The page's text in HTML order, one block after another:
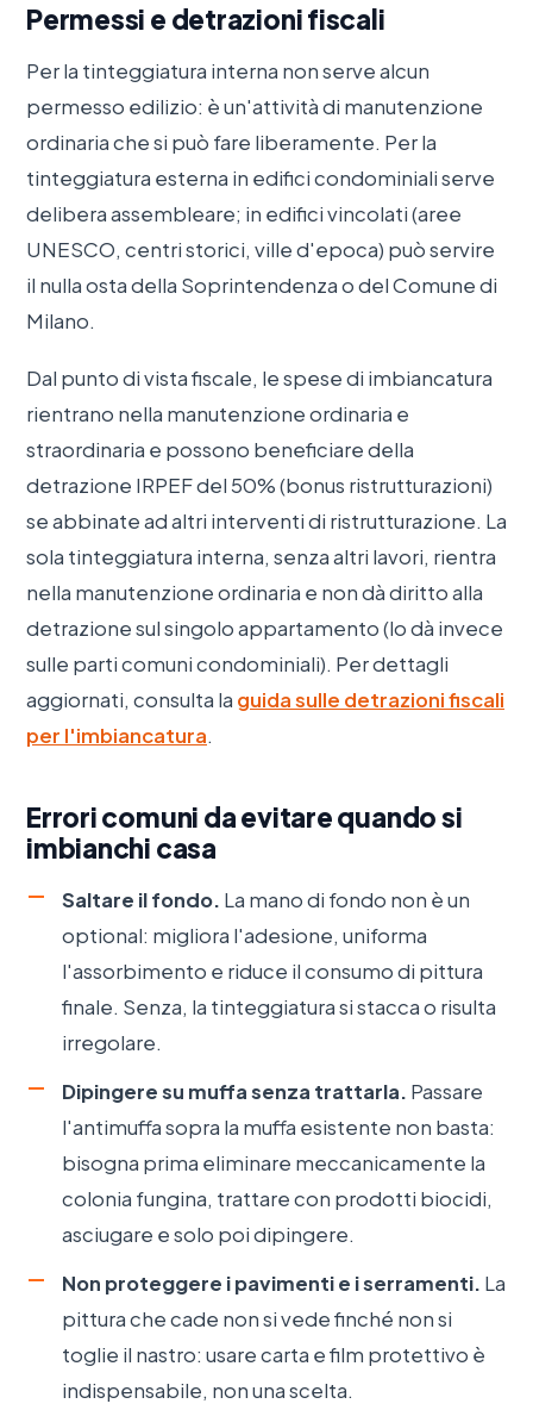
Permessi e detrazioni fiscali
Per la tinteggiatura interna non serve alcun
permesso edilizio: è un'attività di manutenzione
ordinaria che si può fare liberamente. Per la
tinteggiatura esterna in edifici condominiali serve
delibera assembleare; in edifici vincolati (aree
UNESCO, centri storici, ville d'epoca) può servire
il nulla osta della Soprintendenza o del Comune di
Milano.
Dal punto di vista fiscale, le spese di imbiancatura
rientrano nella manutenzione ordinaria e
straordinaria e possono beneficiare della
detrazione IRPEF del 50% (bonus ristrutturazioni)
se abbinate ad altri interventi di ristrutturazione. La
sola tinteggiatura interna, senza altri lavori, rientra
nella manutenzione ordinaria e non dà diritto alla
detrazione sul singolo appartamento (lo dà invece
sulle parti comuni condominiali). Per dettagli
aggiornati, consulta la guida sulle detrazioni fiscali
per l'imbiancatura.
Errori comuni da evitare quando si
imbianchi casa
Saltare il fondo. La mano di fondo non è un
optional: migliora l'adesione, uniforma
l'assorbimento e riduce il consumo di pittura
finale. Senza, la tinteggiatura si stacca o risulta
irregolare.
Dipingere su muffa senza trattarla. Passare
l'antimuffa sopra la muffa esistente non basta:
bisogna prima eliminare meccanicamente la
colonia fungina, trattare con prodotti biocidi,
asciugare e solo poi dipingere.
Non proteggere i pavimenti e i serramenti. La
pittura che cade non si vede finché non si
toglie il nastro: usare carta e film protettivo è
indispensabile, non una scelta.